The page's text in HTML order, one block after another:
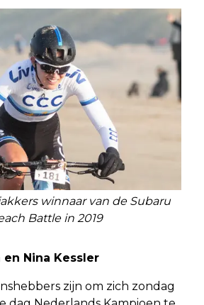
winnaar van de Subaru
Battle in 2019
en Nina Kessler
zijn om zich zondag